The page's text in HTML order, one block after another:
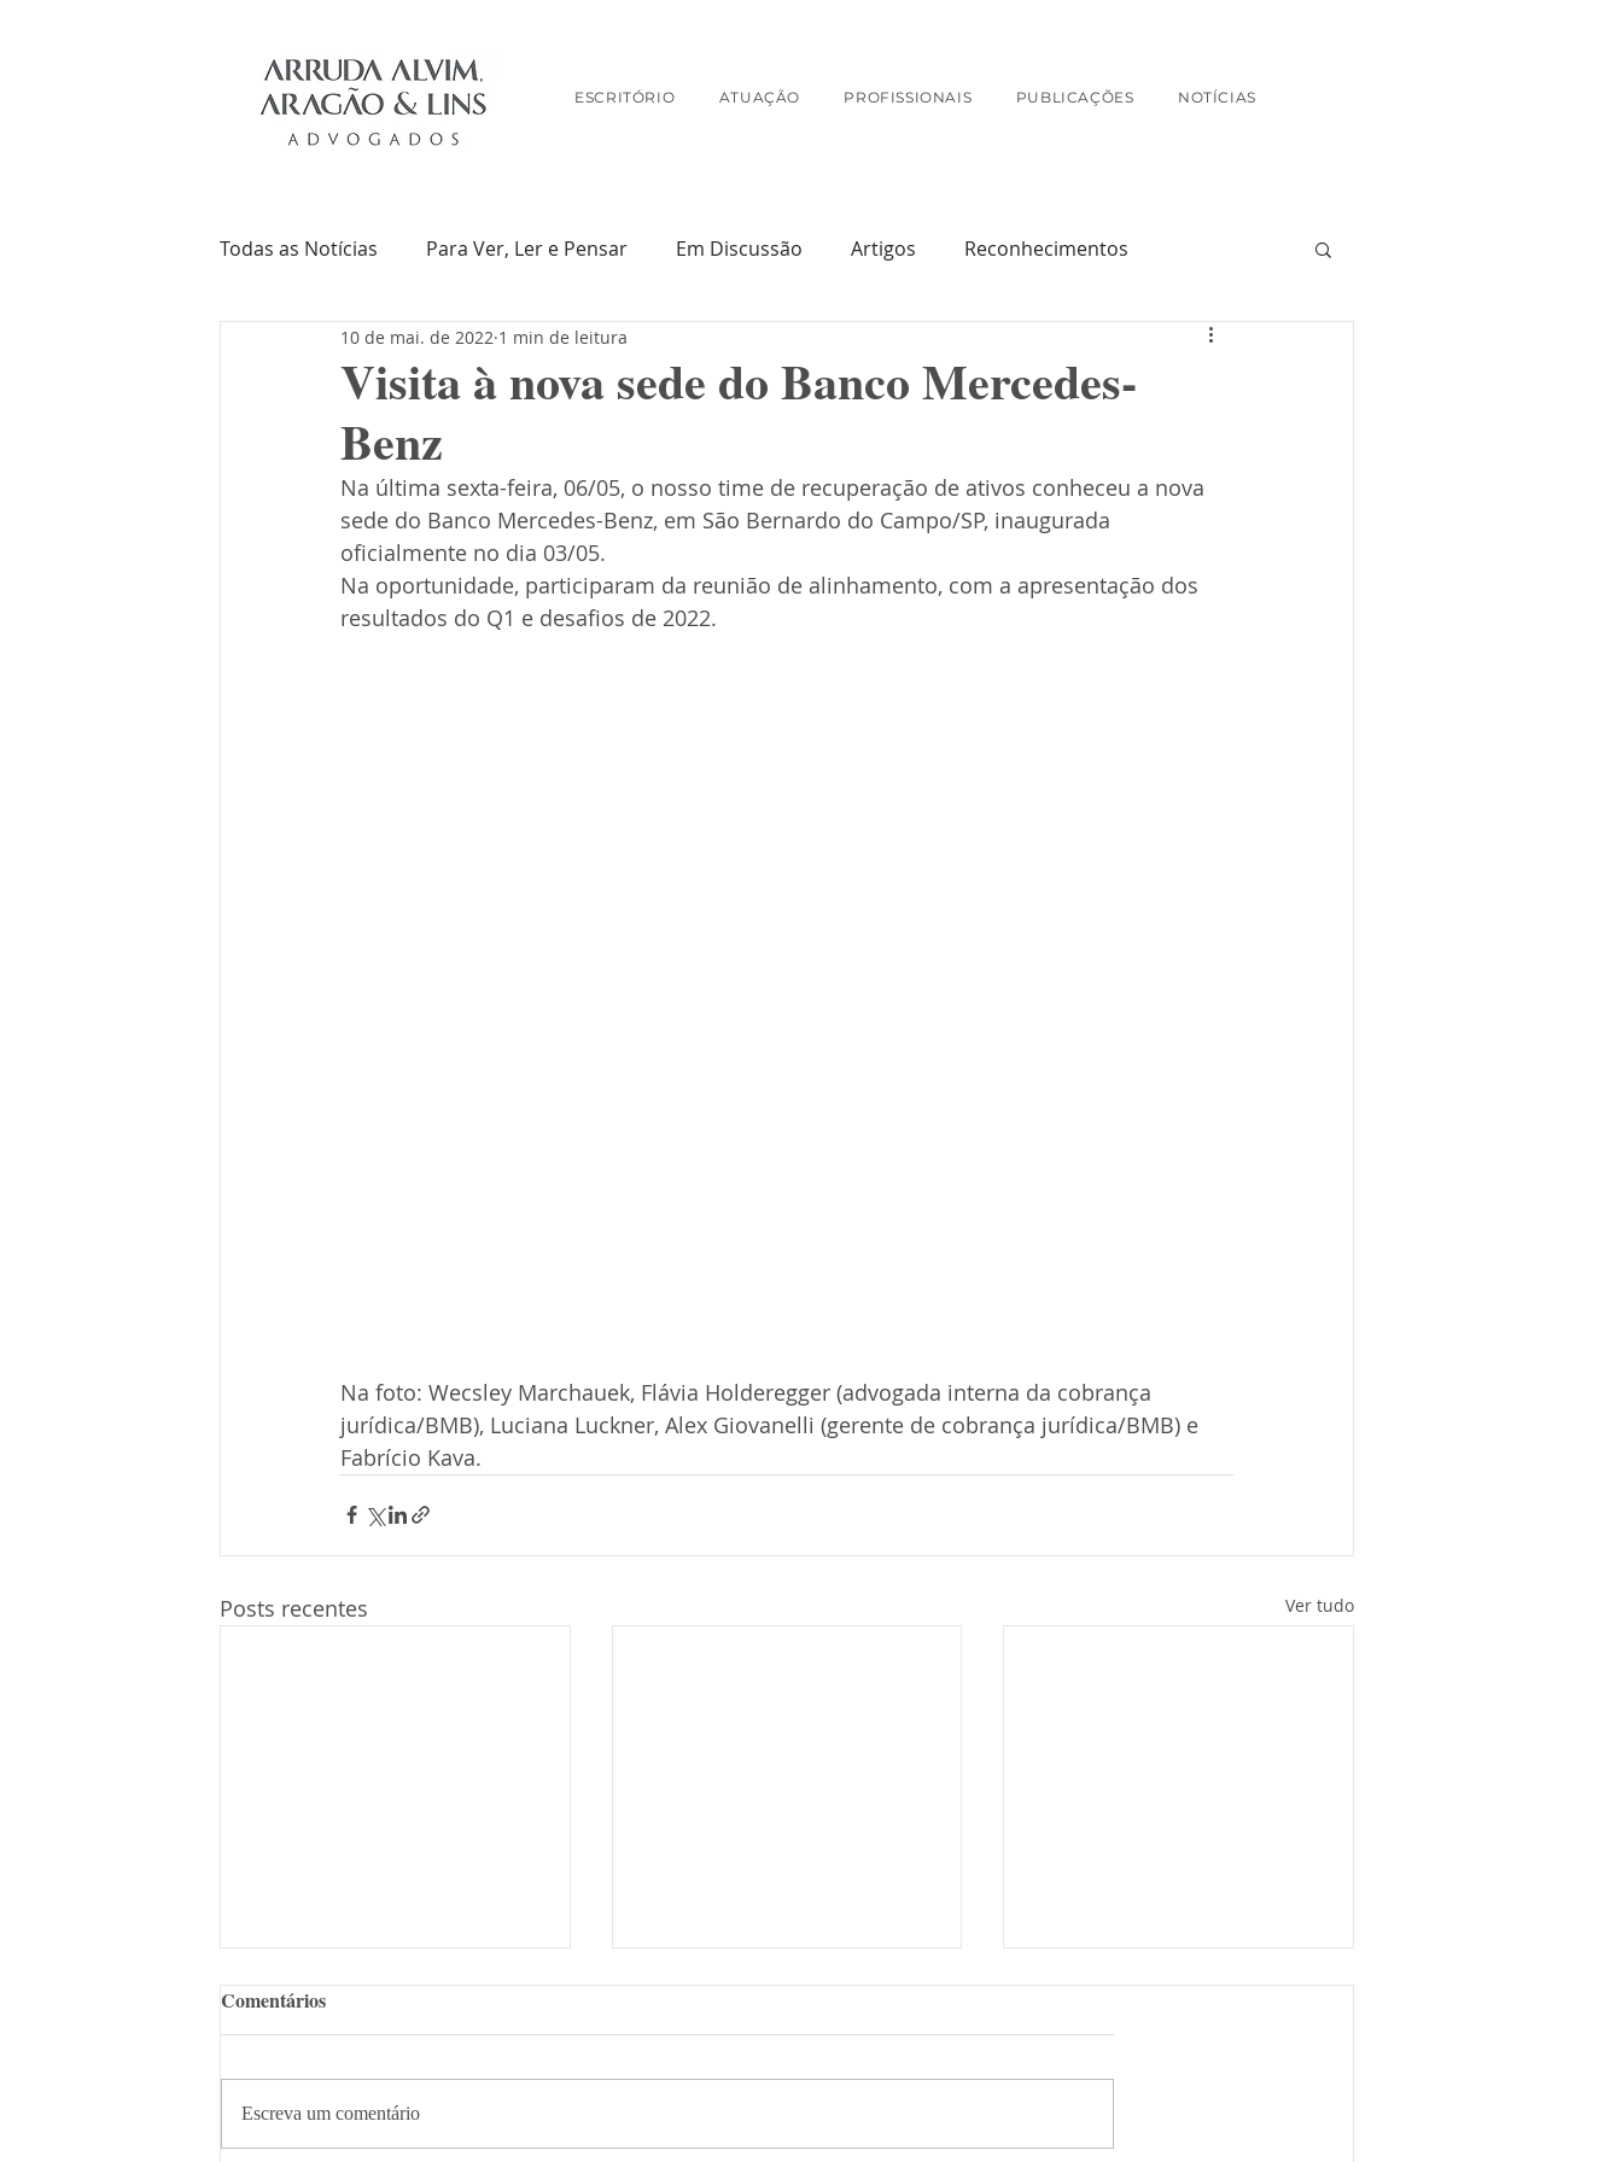
ESCRITÓRIO ATUAÇÃO PROFISSIONAIS PUBLICAÇÕES NOTÍCIAS
Todas as Notícias Para Ver, Ler e Pensar Em Discussão Artigos Reconhecimentos
Troca de Ideias Livros Na Mídia
Visita à nova sede do Banco Mercedes-
Benz
10 de mai. de 2022 1 min de leitura
Na última sexta-feira, 06/05, o nosso time de recuperação de ativos conheceu a nova
sede do Banco Mercedes-Benz, em São Bernardo do Campo/SP, inaugurada
oficialmente no dia 03/05.
Na oportunidade, participaram da reunião de alinhamento, com a apresentação dos
resultados do Q1 e desafios de 2022.
Na foto: Wecsley Marchauek, Flávia Holderegger (advogada interna da cobrança
jurídica/BMB), Luciana Luckner, Alex Giovanelli (gerente de cobrança jurídica/BMB) e
Fabrício Kava.
Posts recentes Ver tudo
Comentários
Escreva um comentário